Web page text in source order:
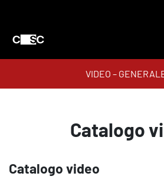
VIDEO –
Catalogo
Catalogo video